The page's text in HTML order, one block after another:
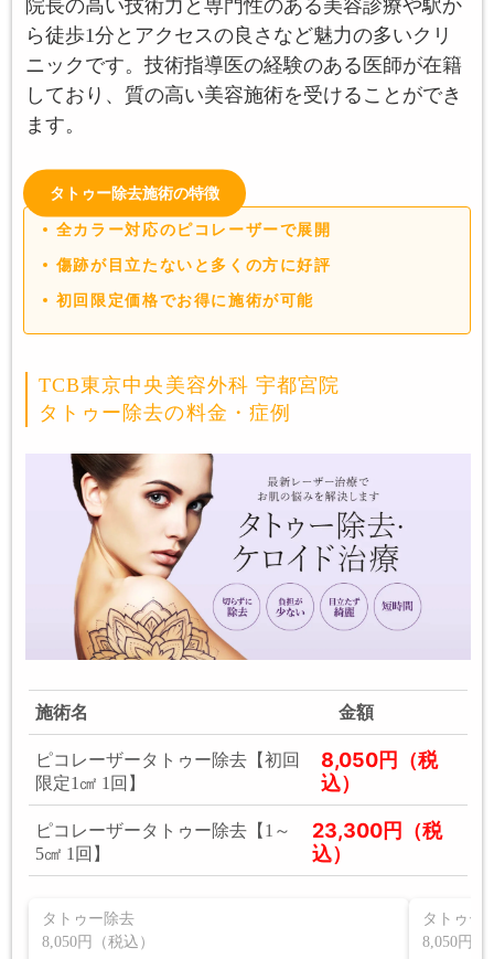
院長の高い技術力と専門性のある美容診療や駅か
ら徒歩1分とアクセスの良さなど魅力の多いクリ
ニックです。技術指導医の経験のある医師が在籍
しており、質の高い美容施術を受けることができ
ます。
タトゥー除去施術の特徴
全カラー対応のピコレーザーで展開
傷跡が目立たないと多くの方に好評
初回限定価格でお得に施術が可能
TCB東京中央美容外科 宇都宮院
タトゥー除去の料金・症例
施術名 金額
ピコレーザータトゥー除去【初回
限定1㎠ 1回】
8,050円（税
込）
ピコレーザータトゥー除去【1～
5㎠ 1回】
23,300円（税
込）
タトゥー除去
8,050円（税込）
タトゥー
8,050円（